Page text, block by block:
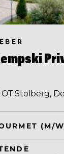
Stolberg,
(M/